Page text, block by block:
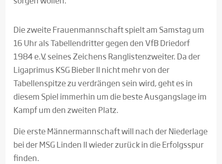
Die zweite Frauenmannschaft spielt am Samstag um
16 Uhr als Tabellendritter gegen den VfB Driedorf
1984 e.V, seines Zeichens Ranglistenzweiter. Da der
Ligaprimus KSG Bieber II nicht mehr von der
Tabellenspitze zu verdrängen sein wird, geht es in
diesem Spiel immerhin um die beste Ausgangslage im
Kampf um den zweiten Platz.
Die erste Männermannschaft will nach der Niederlage
bei der MSG Linden II wieder zurück in die Erfolgsspur
finden.